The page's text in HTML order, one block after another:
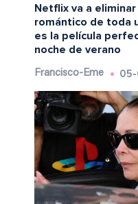
Netflix va a
romántico de toda
es la película
noche de verano
Francisco-Eme